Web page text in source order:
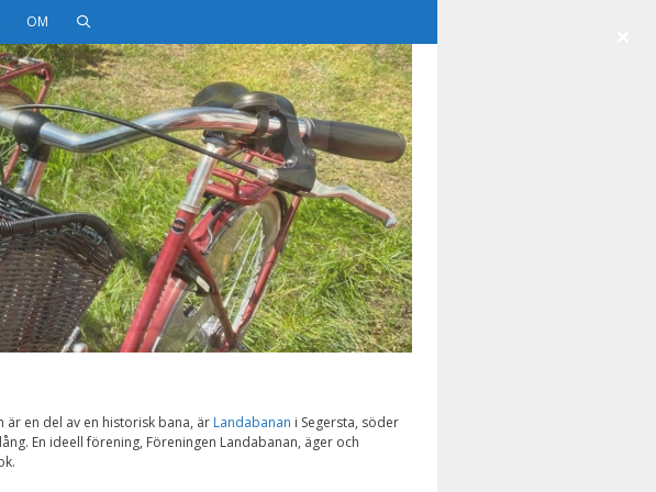
OM
en del av en historisk bana, är Landabanan i Segersta, söder
En ideell förening, Föreningen Landabanan, äger och